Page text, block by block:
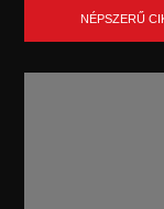
NÉPSZERŰ